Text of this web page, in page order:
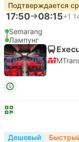
Подтверждается
17:50 08:15+1
Semarang
Лампунг
Дешевый